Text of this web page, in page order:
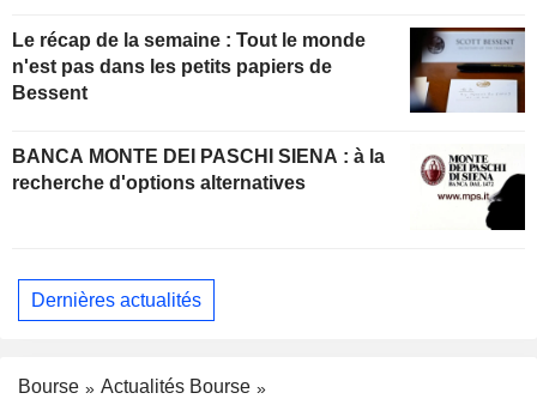
Le récap de la semaine : Tout le monde
n'est pas dans les petits papiers de
Bessent
BANCA MONTE DEI PASCHI SIENA : à la
recherche d'options alternatives
Dernières actualités
Bourse
Actualités Bourse